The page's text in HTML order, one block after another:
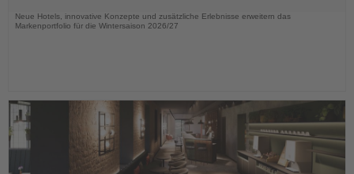
Neue Hotels, innovative Konzepte und zusätzliche Erlebnisse erweitern das
Markenportfolio für die Wintersaison 2026/27